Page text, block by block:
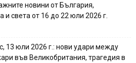
новини от България,
и света от 16 до 22 юли 2026 г.
13 юли 2026 г.: нови удари между
във Великобритания, трагедия в